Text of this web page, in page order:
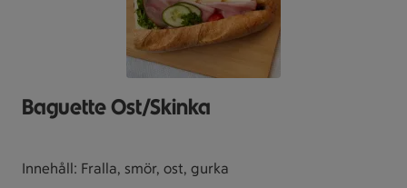
Baguette Ost/Skinka
Innehåll: Fralla, smör, ost, gurka